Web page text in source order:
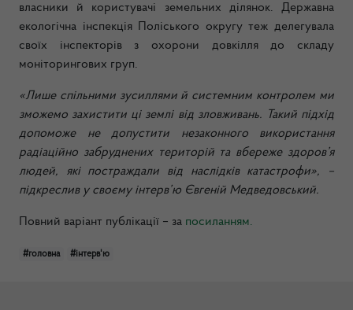
власники й користувачі земельних ділянок. Державна
екологічна інспекція Поліського округу теж делегувала
своїх інспекторів з охорони довкілля до складу
моніторингових груп.
«Лише спільними зусиллями й системним контролем ми
зможемо захистити ці землі від зловживань. Такий підхід
допоможе не допустити незаконного використання
радіаційно забруднених територій та вбереже здоров’я
людей, які постраждали від наслідків катастрофи», –
підкреслив у своєму інтерв’ю Євгеній Медведовський.
Повний варіант публікації – за посиланням.
#головна #інтерв'ю